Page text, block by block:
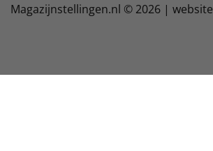
Magazijnstellingen.nl © 2026 | website